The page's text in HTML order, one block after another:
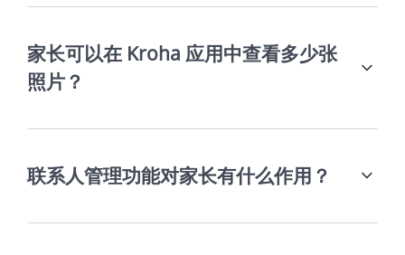
家长可以在 Kroha 应用中查看多少张
照片？
联系人管理功能对家长有什么作用？